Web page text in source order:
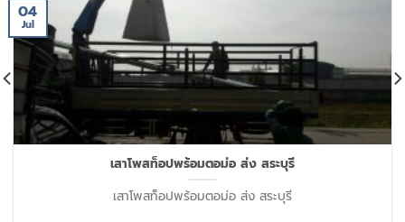
เสาโพสท็อปพร้อมตอม่อ ส่ง สระบุรี
เสาโพสท็อปพร้อมตอม่อ ส่ง สระบุรี
04
Jul